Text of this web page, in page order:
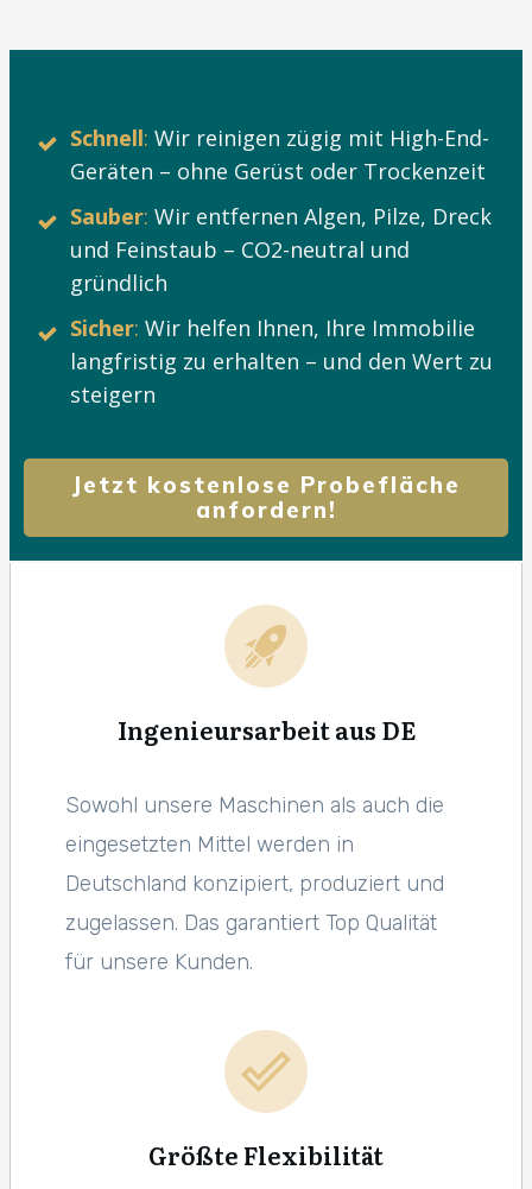
Schnell: Wir reinigen zügig mit High-End-
Geräten – ohne Gerüst oder Trockenzeit
Sauber: Wir entfernen Algen, Pilze, Dreck
und Feinstaub – CO2-neutral und
gründlich
Sicher: Wir helfen Ihnen, Ihre Immobilie
langfristig zu erhalten – und den Wert zu
steigern
Jetzt kostenlose Probefläche
anfordern!
Ingenieursarbeit aus DE
Sowohl unsere Maschinen als auch die
eingesetzten Mittel werden in
Deutschland konzipiert, produziert und
zugelassen. Das garantiert Top Qualität
für unsere Kunden.
Größte Flexibilität